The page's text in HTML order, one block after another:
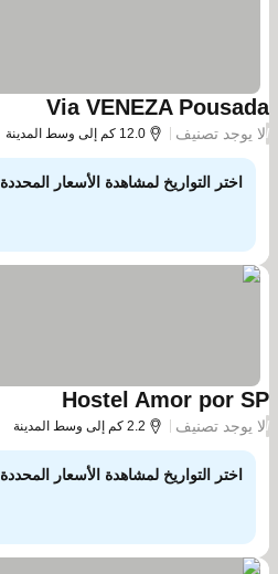
Via VENEZA Pousada
/لا يوجد تصنيف 12.0 كم إلى وسط المدينة
اختر التواريخ لمشاهدة الأسعار المحددة
Hostel Amor por SP
/لا يوجد تصنيف 2.2 كم إلى وسط المدينة
اختر التواريخ لمشاهدة الأسعار المحددة